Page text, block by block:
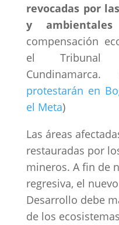
revocadas por
y ambientales
compensación
el Tribunal
protestarán en
el Meta)
Las áreas
restauradas por
mineros. A fin de
regresiva, el
Desarrollo debe
de los